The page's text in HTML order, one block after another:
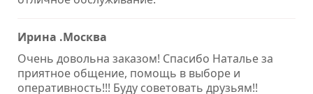
Ирина .Москва
Очень довольна заказом! Спасибо Наталье за
приятное общение, помощь в выборе и
оперативность!!! Буду советовать друзьям!!